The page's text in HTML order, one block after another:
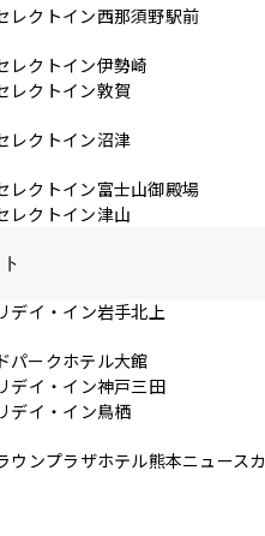
レクトイン西那須野駅前
レクトイン伊勢崎
レクトイン敦賀
レクトイン沼津
レクトイン富士山御殿場
レクトイン津山
デイ・イン岩手北上
パークホテル大館
デイ・イン神戸三田
デイ・イン鳥栖
ウンプラザホテル熊本ニュースカ